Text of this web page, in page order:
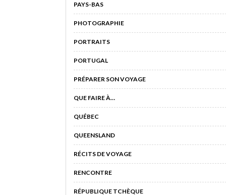
PAYS-BAS
PHOTOGRAPHIE
PORTRAITS
PORTUGAL
PRÉPARER SON VOYAGE
QUE FAIRE À…
QUÉBEC
QUEENSLAND
RÉCITS DE VOYAGE
RENCONTRE
RÉPUBLIQUE TCHÈQUE